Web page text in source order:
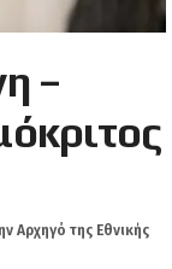
–
Αρχηγό της Εθνικής